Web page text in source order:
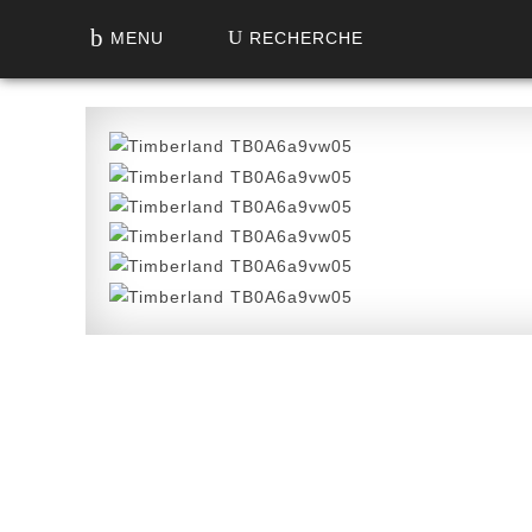
MENU RECHERCHE